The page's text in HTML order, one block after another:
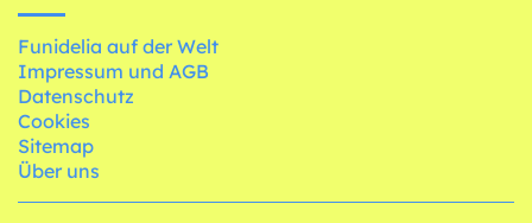
Funidelia auf der Welt
Impressum und AGB
Datenschutz
Cookies
Sitemap
Über uns